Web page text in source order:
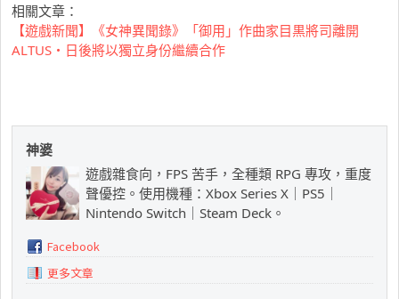
相關文章：
【遊戲新聞】《女神異聞錄》「御用」作曲家目黒將司離開
ALTUS・日後將以獨立身份繼續合作
神婆
遊戲雜食向，FPS 苦手，全種類 RPG 專攻，重度
聲優控。使用機種：Xbox Series X｜PS5｜
Nintendo Switch｜Steam Deck。
Facebook
更多文章